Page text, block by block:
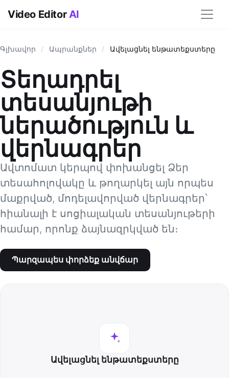
Video EditorAI
Գլխավոր / Ապրանքներ / Ավելացնել ենթատեքստերը
Տեղադրել
տեսանյութի
ներածություն և
վերնագրեր
Ավտոմատ կերպով փոխանցել Ձեր
տեսահոլովակը և թողարկել այն որպես
մաքրված, մոդելավորված վերնագրեր՝
հիանալի է սոցիալական տեսանյութերի
համար, որոնք ձայնազրկված են։
Պարզապես փորձեք անվճար
Ավելացնել ենթատեքստերը